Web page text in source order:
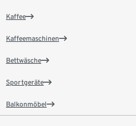
Kaffee
Kaffeemaschinen
Bettwäsche
Sportgeräte
Balkonmöbel